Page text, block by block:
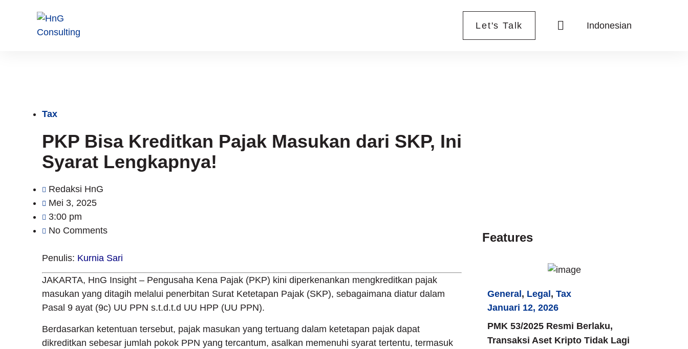
Let's Talk Indonesian
Tax
PKP Bisa Kreditkan Pajak Masukan dari SKP, Ini
Syarat Lengkapnya!
Redaksi HnG
Mei 3, 2025
3:00 pm
No Comments
Penulis: Kurnia Sari
JAKARTA, HnG Insight – Pengusaha Kena Pajak (PKP) kini diperkenankan mengkreditkan pajak
masukan yang ditagih melalui penerbitan Surat Ketetapan Pajak (SKP), sebagaimana diatur dalam
Pasal 9 ayat (9c) UU PPN s.t.d.t.d UU HPP (UU PPN).
Berdasarkan ketentuan tersebut, pajak masukan yang tertuang dalam ketetapan pajak dapat
dikreditkan sebesar jumlah pokok PPN yang tercantum, asalkan memenuhi syarat tertentu, termasuk
Features
General , Legal , Tax
Januari 12, 2026
PMK 53/2025 Resmi Berlaku,
Transaksi Aset Kripto Tidak Lagi